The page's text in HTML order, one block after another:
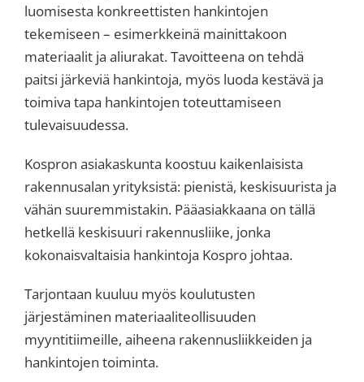
luomisesta konkreettisten hankintojen
tekemiseen – esimerkkeinä mainittakoon
materiaalit ja aliurakat. Tavoitteena on tehdä
paitsi järkeviä hankintoja, myös luoda kestävä ja
toimiva tapa hankintojen toteuttamiseen
tulevaisuudessa.
Kospron asiakaskunta koostuu kaikenlaisista
rakennusalan yrityksistä: pienistä, keskisuurista ja
vähän suuremmistakin. Pääasiakkaana on tällä
hetkellä keskisuuri rakennusliike, jonka
kokonaisvaltaisia hankintoja Kospro johtaa.
Tarjontaan kuuluu myös koulutusten
järjestäminen materiaaliteollisuuden
myyntitiimeille, aiheena rakennusliikkeiden ja
hankintojen toiminta.